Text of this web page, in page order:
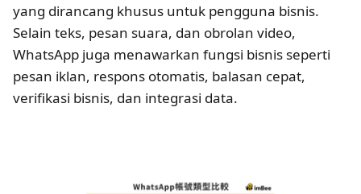
yang dirancang khusus untuk pengguna bisnis.
Selain teks, pesan suara, dan obrolan video,
WhatsApp juga menawarkan fungsi bisnis seperti
pesan iklan, respons otomatis, balasan cepat,
verifikasi bisnis, dan integrasi data.